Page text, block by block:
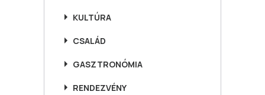
KULTÚRA
CSALÁD
GASZTRONÓMIA
RENDEZVÉNY